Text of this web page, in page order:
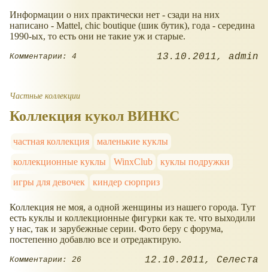
Информации о них практически нет - сзади на них
написано - Mattel, chic boutique (шик бутик), года - середина
1990-ых, то есть они не такие уж и старые.
Комментарии: 4 13.10.2011 admin
Частные коллекции
Коллекция кукол ВИНКС
частная коллекция
маленькие куклы
коллекционные куклы
WinxClub
куклы подружки
игры для девочек
киндер сюрприз
Коллекция не моя, а одной женщины из нашего города. Тут
есть куклы и коллекционные фигурки как те. что выходили
у нас, так и зарубежные серии. Фото беру с форума,
постепенно добавлю все и отредактирую.
Комментарии: 26 12.10.2011 Селеста